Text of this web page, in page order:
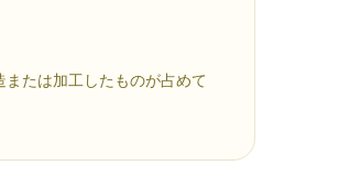
たは加工したものが占めて